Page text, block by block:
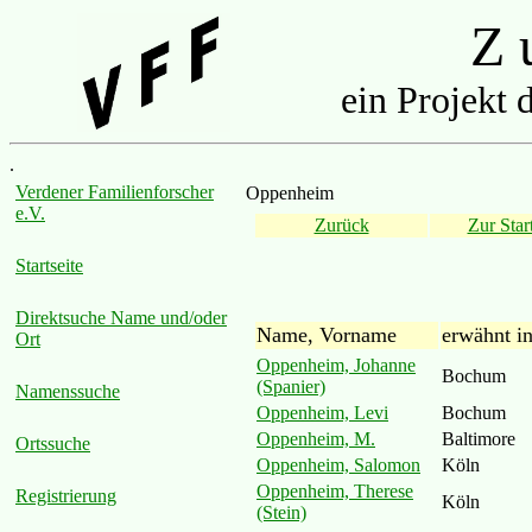
Z
ein Projekt
.
Verdener Familienforscher
e.V.
Startseite
Direktsuche Name und/oder
Ort
Namenssuche
Ortssuche
Registrierung
Oppenheim
Zurück
Zur
Name, Vorname erwähnt in
Oppenheim, Johanne
(Spanier)
Bochum
Oppenheim, Levi
Bochum
Oppenheim, M.
Baltimore
Oppenheim, Salomon
Köln
Oppenheim, Therese
(Stein)
Köln